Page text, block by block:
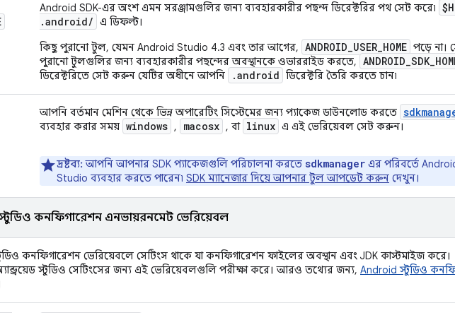
Android SDK-এর অংশ এমন সরঞ্জামগুলির জন্য ব্যবহারকারীর পছন্দ ডিরেক্টরির পথ সেট করে৷
.android/ এ ডিফল্ট।
কিছু পুরানো টুল, যেমন Android Studio 4.3 এবং তার আগের, ANDROID_USER_HOME পড়ে না।
পুরানো টুলগুলির জন্য ব্যবহারকারীর পছন্দের অবস্থানকে ওভাররাইড করতে,
ডিরেক্টরিতে সেট করুন যেটির অধীনে আপনি
.android ডিরেক্টরি তৈরি করতে চান৷
আপনি বর্তমান মেশিন থেকে ভিন্ন অপারেটিং সিস্টেমের জন্য প্যাকেজ ডাউনলোড করতে
ব্যবহার করার সময় windows , macosx , বা linux এ এই ভেরিয়েবল সেট করুন।
দ্রষ্টব্য:আপনি আপনার SDK প্যাকেজগুলি পরিচালনা করতে sdkmanager এর পরিবর্তে
Studio ব্যবহার করতে পারেন৷ SDK ম্যানেজার দিয়ে আপনার টুল আপডেট করুন দেখুন।
স্টুডিও কনফিগারেশন এনভায়রনমেন্ট ভেরিয়েবল
কনফিগারেশন ভেরিয়েবলে সেটিংস থাকে যা কনফিগারেশন ফাইলের অবস্থান এবং JDK কাস্টমাইজ করে।
স্টুডিও সেটিংসের জন্য এই ভেরিয়েবলগুলি পরীক্ষা করে। আরও তথ্যের জন্য, Android স্টুডিও